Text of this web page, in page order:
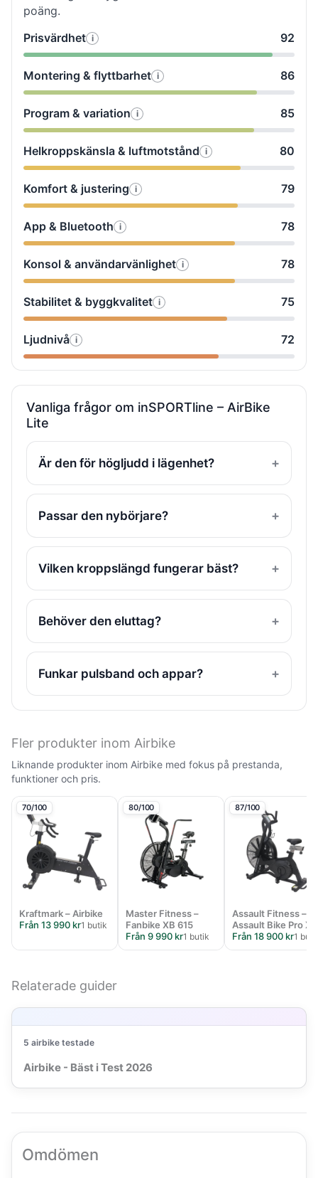
poäng.
Prisvärdhet i
Så
Prisvärdhet
92
Montering & flyttbarhet i
Så
Montering
86
Program & variation i
Så
Program
&
85
Helkroppskänsla & luftmotstånd i
Så
80
Komfort & justering i
Så
Komfort
justering
79
App & Bluetooth i
Så
78
Konsol & användarvänlighet i
Så
användarvänlighet
78
Stabilitet & byggkvalitet i
Så
Stabilitet
&
byggkvalitet
75
Ljudnivå i
Så
testade
vi
Ljudnivå
72
Vanliga frågor om inSPORTline – AirBike
Lite
Är den för högljudd i lägenhet?
Passar den nybörjare?
Vilken kroppslängd fungerar bäst?
Behöver den eluttag?
Funkar pulsband och appar?
Fler produkter inom Airbike
Liknande produkter inom Airbike med fokus på prestanda,
funktioner och pris.
70/100
Kraftmark – Airbike
Från 13 990 kr1 butik
80/100
Master Fitness –
Fanbike XB 615
Från 9 990 kr1 butik
87/100
Assault Fitness –
Assault Bike Pro X
Från 18 900 kr1
Relaterade guider
5 airbike testade
Airbike - Bäst i Test 2026
Omdömen